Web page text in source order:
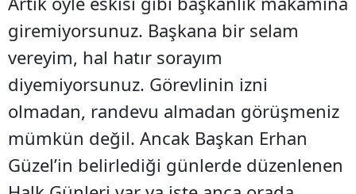
giremiyorsunuz. Başkana bir selam
vereyim, hal hatır sorayım
diyemiyorsunuz. Görevlinin izni
olmadan, randevu almadan görüşmeniz
mümkün değil. Ancak Başkan Erhan
Güzel’in belirlediği günlerde düzenlenen